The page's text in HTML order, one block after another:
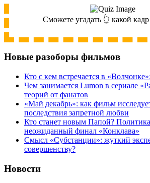
Сможете угадать 👆 какой
Новые разоборы фильмов
Кто с кем встречается в
Чем занимается Lumon в сериале
теорий от фанатов
«Май декабрь»: как фильм
последствия запретной любви
Кто станет новым Папой?
неожиданный финал «Конклава»
Cмысл «Субстанции»: жуткий
совершенству?
Новости